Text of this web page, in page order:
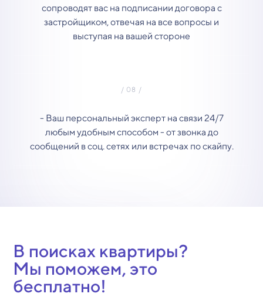
сопроводят вас на подписании договора с
застройщиком, отвечая на все вопросы и
выступая на вашей стороне
- Ваш персональный эксперт на связи 24/7
любым удобным способом - от звонка до
сообщений в соц. сетях или встречах по скайпу.
В поисках квартиры?
Мы поможем, это
бесплатно!